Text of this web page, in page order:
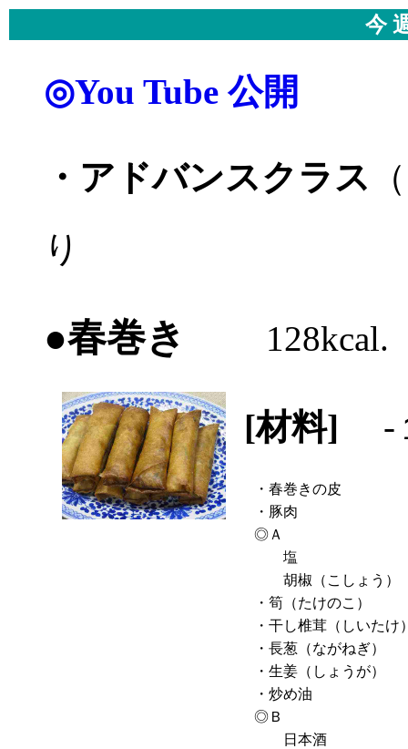
今
◎You Tube 公開
・アドバンスクラス
り
●春巻き 128kcal.
[材料] -
・春巻きの皮
・豚肉
◎Ａ
塩
胡椒（こしょう）
・筍（たけのこ）
・干し椎茸（しいたけ
・長葱（ながねぎ）
・生姜（しょうが）
・炒め油
◎Ｂ
日本酒